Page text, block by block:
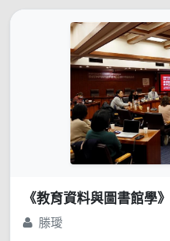
《教育資料與圖書館學
滕璦